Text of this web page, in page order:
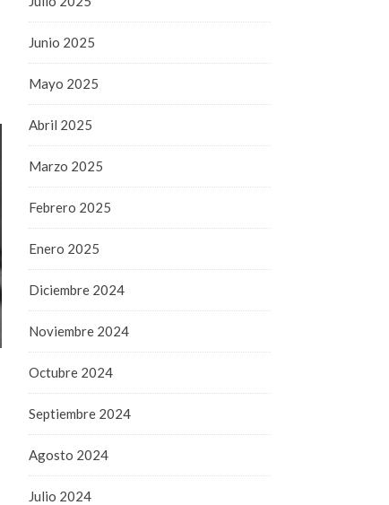
Junio 2025
Mayo 2025
Abril 2025
Marzo 2025
Febrero 2025
Enero 2025
Diciembre 2024
Noviembre 2024
Octubre 2024
Septiembre 2024
Agosto 2024
Julio 2024